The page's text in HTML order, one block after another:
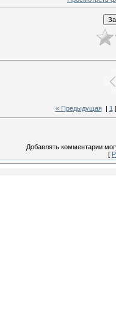
« Предыдущая| 1 [
Добавлять комментарии
[